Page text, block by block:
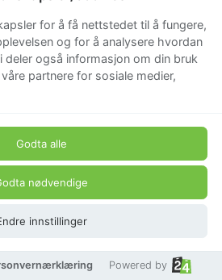
for å få nettstedet til å fungere,
og for å analysere hvordan
deler også informasjon om din bruk
partnere for sosiale medier,
Godta alle
nødvendige
innstillinger
Powered by